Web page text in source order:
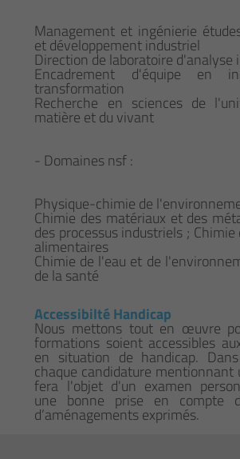
Management et ingénierie
et développement industriel
Direction de laboratoire d'analyse
Encadrement d'équipe en
transformation
Recherche en sciences de
matière et du vivant
- Domaines nsf :
Physique-chimie de
Chimie des matériaux et des
des processus industriels ;
alimentaires
Chimie de l'eau et de
de la santé
Accessibilté Handicap
Nous mettons tout en œuvre
formations soient accessibles
en situation de handicap.
chaque candidature mentionnant
fera l'objet d'un examen
une bonne prise en compte
d’aménagements exprimés.